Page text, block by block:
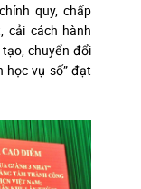
quy, chấp
cải cách hành
chuyển đổi
học vụ số” đạt